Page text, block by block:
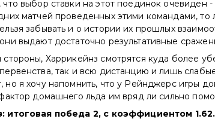
что выбор ставки на этот поединок очевиден
матчей проведенных этими командами,
забывать и о истории их прошлых
выдают достаточно результативные
стороны, Харрикейнз смотрятся куда более
так и всю дистанцию и лишь
но я хочу напомнить, что у Рейнджерс игры
домашнего льда им вряд ли сильно
итоговая победа 2, с коэффициентом 1.62.